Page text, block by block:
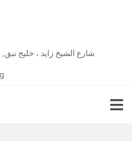
شارع الشيخ زايد ، خليج